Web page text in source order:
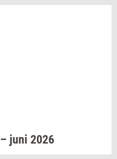
– juni 2026